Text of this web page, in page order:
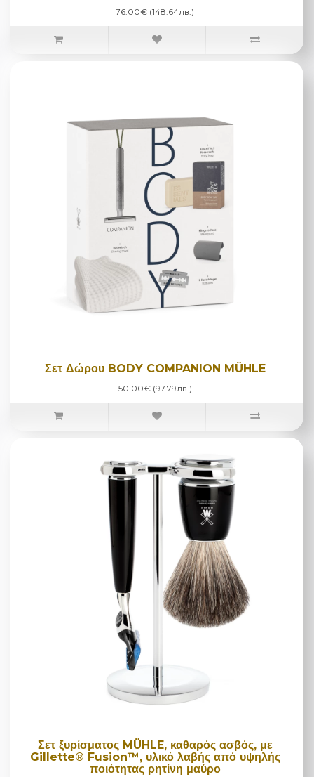
76.00€ (148.64лв.)
Σετ Δώρου BODY COMPANION MÜHLE
50.00€ (97.79лв.)
Σετ ξυρίσματος MÜHLE, καθαρός ασβός, με
Gillette® Fusion™, υλικό λαβής από υψηλής
ποιότητας ρητίνη μαύρο